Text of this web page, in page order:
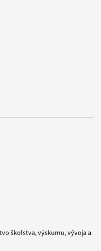
školstva, výskumu, vývoja a